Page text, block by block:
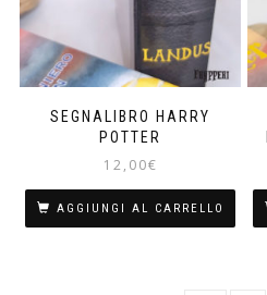
SEGNALIBRO HARRY
POTTER
12,00€
AGGIUNGI AL CARRELLO